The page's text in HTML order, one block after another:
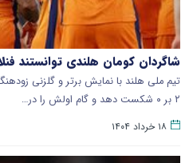
شاگردان کومان هلندی توانستند
تیم ملی هلند با نمایش برتر و گلزنی
۲ بر ۰ شکست دهد و گام اولش را در…
۱۸ خرداد ۱۴۰۴